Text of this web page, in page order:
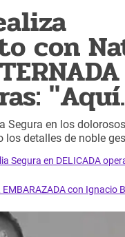
con
Segura en los
los detalles de noble
Segura en DELICADA
con Ignacio